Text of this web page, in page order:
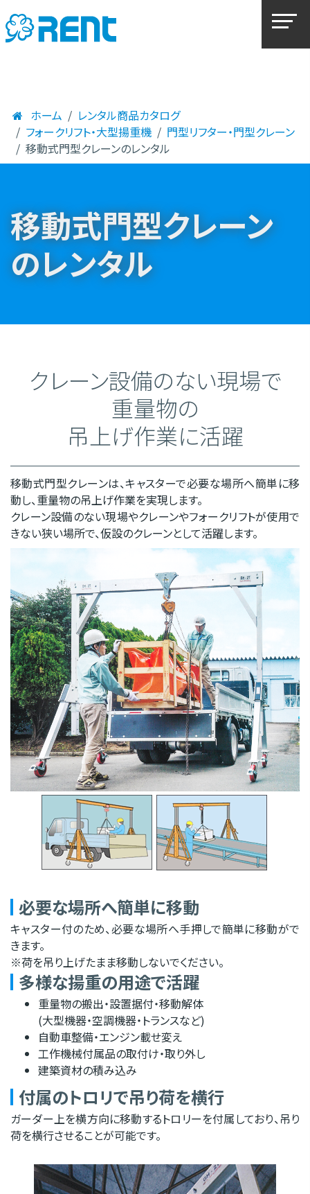
ホーム
レンタル商品カタログ
フォークリフト・大型揚重機
門型リフター・門型クレーン
移動式門型クレーンのレンタル
移動式門型クレーン
のレンタル
クレーン設備のない現場で
重量物の
吊上げ作業に活躍
移動式門型クレーンは、キャスターで必要な場所へ簡単に移
動し、重量物の吊上げ作業を実現します。
クレーン設備のない現場やクレーンやフォークリフトが使用で
きない狭い場所で、仮設のクレーンとして活躍します。
必要な場所へ簡単に移動
キャスター付のため、必要な場所へ手押しで簡単に移動がで
きます。
※荷を吊り上げたまま移動しないでください。
多様な揚重の用途で活躍
重量物の搬出・設置据付・移動解体
(大型機器・空調機器・トランスなど)
自動車整備・エンジン載せ変え
工作機械付属品の取付け・取り外し
建築資材の積み込み
付属のトロリで吊り荷を横行
ガーダー上を横方向に移動するトロリーを付属しており、吊り
荷を横行させることが可能です。